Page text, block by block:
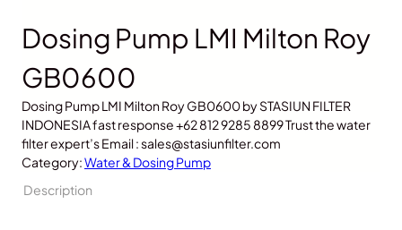
Dosing Pump LMI Milton Roy
GB0600
Dosing Pump LMI Milton Roy GB0600 by STASIUN FILTER
INDONESIA fast response +62 812 9285 8899 Trust the water
filter expert’s Email : sales@stasiunfilter.com
Category:Water & Dosing Pump
Description